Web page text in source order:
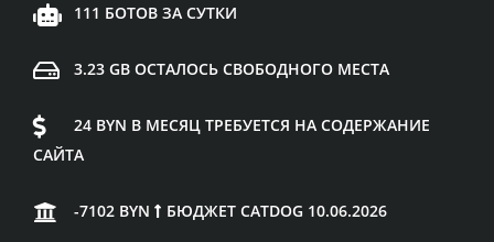
111 БОТОВ ЗА СУТКИ
3.23 GB ОСТАЛОСЬ СВОБОДНОГО МЕСТА
24 BYN В МЕСЯЦ ТРЕБУЕТСЯ НА СОДЕРЖАНИЕ
САЙТА
-7102 BYN БЮДЖЕТ CATDOG 10.06.2026